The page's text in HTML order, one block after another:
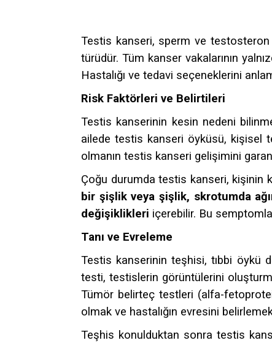
Testis kanseri, sperm ve
türüdür. Tüm kanser vakalarının
Hastalığı ve tedavi seçeneklerini
Risk Faktörleri ve Belirtileri
Testis kanserinin kesin nedeni
ailede testis kanseri öyküsü, kişisel
olmanın testis kanseri gelişimini
Çoğu durumda testis kanseri, kişinin
bir şişlik veya şişlik, skrotumda
değişiklikleri içerebilir. Bu
Tanı ve Evreleme
Testis kanserinin teşhisi, tıbbi öykü
testi, testislerin görüntülerini
Tümör belirteç testleri (alfa-
olmak ve hastalığın evresini
Teşhis konulduktan sonra testis